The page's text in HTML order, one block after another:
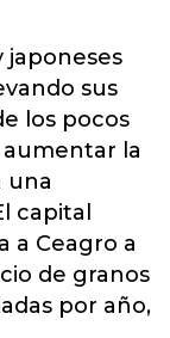
japoneses
sus
los pocos
la
una
capital
a Ceagro a
de granos
por año,